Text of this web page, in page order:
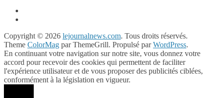
Copyright © 2026 lejournalnews.com. Tous droits réservés.
Theme ColorMag par ThemeGrill. Propulsé parWordPress.
En continuant votre navigation sur notre site, vous donnez votre
accord pour recevoir des cookies qui permettent de faciliter
l'expérience utilisateur et de vous proposer des publicités ciblées,
conformément à la législation en vigueur.